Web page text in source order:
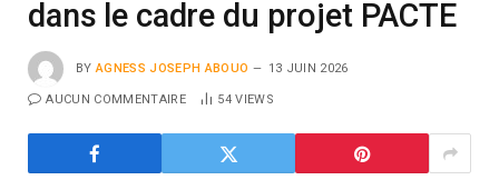
dans le cadre du projet PACTE
BY AGNESS JOSEPH ABOUO 13 JUIN 2026
AUCUN COMMENTAIRE 54VIEWS